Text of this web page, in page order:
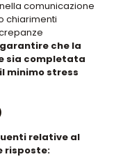
comunicazione
chiarimenti
che la
sia completata
minimo stress
relative al
risposte: